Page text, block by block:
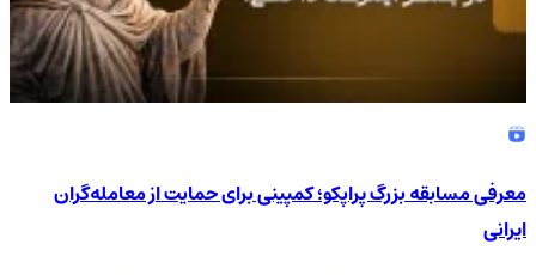
معرفی مسابقه بزرگ پراپکو؛ کمپینی برای حمایت از معامله‌گران
ایرانی